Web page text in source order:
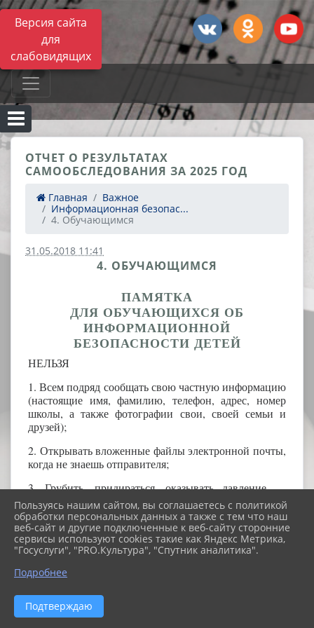
Версия сайта
для
слабовидящих
ОТЧЕТ О РЕЗУЛЬТАТАХ
САМООБСЛЕДОВАНИЯ ЗА 2025 ГОД
Главная
Важное
Информационная безопас...
4. Обучающимся
31.05.2018 11:41
4. ОБУЧАЮЩИМСЯ
ПАМЯТКА
ДЛЯ ОБУЧАЮЩИХСЯ ОБ
ИНФОРМАЦИОННОЙ
БЕЗОПАСНОСТИ ДЕТЕЙ
НЕЛЬЗЯ
1. Всем подряд сообщать свою частную информацию
(настоящие имя, фамилию, телефон, адрес, номер
школы, а также фотографии свои, своей семьи и
друзей);
2. Открывать вложенные файлы электронной почты,
когда не знаешь отправителя;
3. Грубить, придираться, оказывать давление —
вести себя невежливо и агрессивно;
4. Не распоряжайся деньгами твоей семьи без
разрешения старших - всегда спрашивай родителей;
жизни - посоветуйся со взрослым, которому
ОСТОРОЖНО
Пользуясь нашим сайтом, вы соглашаетесь с политикой
обработки персональных данных а также с тем что наш
веб-сайт и другие подключенные к веб-сайту сторонние
сервисы используют cookies такие как Яндекс Метрика,
"Госуслуги", "PRO.Культура", "Спутник аналитика".
Подробнее
Подтверждаю